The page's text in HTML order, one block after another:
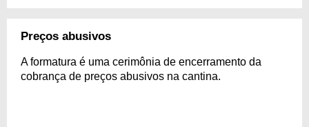
Preços abusivos
A formatura é uma cerimônia de encerramento da
cobrança de preços abusivos na cantina.